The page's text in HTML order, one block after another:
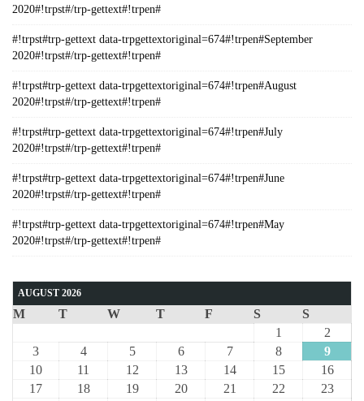
2020#!trpst#/trp-gettext#!trpen#
#!trpst#trp-gettext data-trpgettextoriginal=674#!trpen#September
2020#!trpst#/trp-gettext#!trpen#
#!trpst#trp-gettext data-trpgettextoriginal=674#!trpen#August
2020#!trpst#/trp-gettext#!trpen#
#!trpst#trp-gettext data-trpgettextoriginal=674#!trpen#July
2020#!trpst#/trp-gettext#!trpen#
#!trpst#trp-gettext data-trpgettextoriginal=674#!trpen#June
2020#!trpst#/trp-gettext#!trpen#
#!trpst#trp-gettext data-trpgettextoriginal=674#!trpen#May
2020#!trpst#/trp-gettext#!trpen#
AUGUST 2026
M T W T F S
S
1
2
3
4 5 6 7 8
9
10
11 12 13 14 15
16
17
18 19 20 21 22
23